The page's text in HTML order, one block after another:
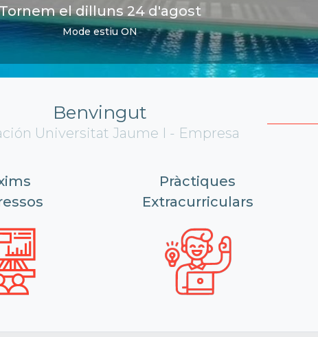
el dilluns 24 d'agost
Mode estiu ON
s'incorpora al Patronat de la FUE-UJI
són 35 les organitzacions que formen part del Patronat
Benvingut
Universitat Jaume I - Empresa
Pràctiques
Extracurriculars